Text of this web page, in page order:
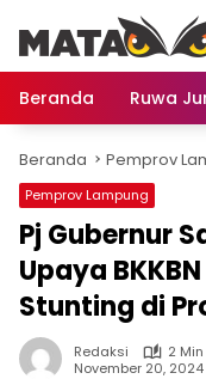
konten
Beranda
Ruwa
Beranda Pemprov
Pemprov Lampung
Pj Gubernur
Upaya
Stunting di
Redaksi
2
November 20, 2024